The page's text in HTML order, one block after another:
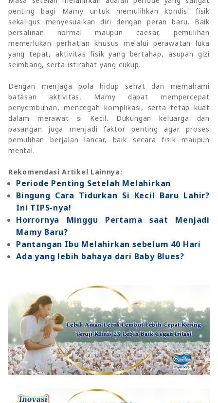
penting bagi Mamy untuk memulihkan kondisi fisik
sekaligus menyesuaikan diri dengan peran baru. Baik
persalinan normal maupun caesar, pemulihan
memerlukan perhatian khusus melalui perawatan luka
yang tepat, aktivitas fisik yang bertahap, asupan gizi
seimbang, serta istirahat yang cukup.
Dengan menjaga pola hidup sehat dan memahami
batasan aktivitas, Mamy dapat mempercepat
penyembuhan, mencegah komplikasi, serta tetap kuat
dalam merawat si Kecil. Dukungan keluarga dan
pasangan juga menjadi faktor penting agar proses
pemulihan berjalan lancar, baik secara fisik maupun
mental.
Rekomendasi Artikel Lainnya:
Periode Penting Setelah Melahirkan
Bingung Cara Tidurkan Si Kecil Baru Lahir?
Ini TIPS-nya!
Horrornya Minggu Pertama saat Menjadi
Mamy Baru?
Pantangan Ibu Melahirkan sebelum 40 Hari
Ada yang lebih bahaya dari Baby Blues?